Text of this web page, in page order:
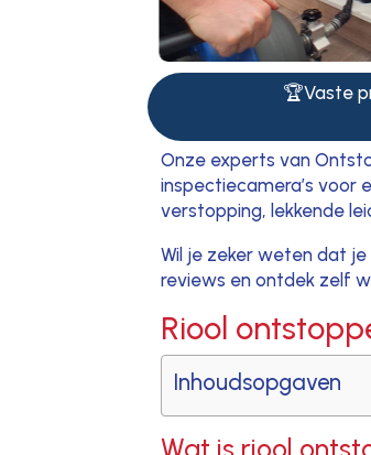
🏆Vaste
Onze experts van
inspectiecamera’s voor
verstopping, lekkende
Wil je zeker weten dat
reviews en ontdek zelf
Riool
Inhoudsopgaven